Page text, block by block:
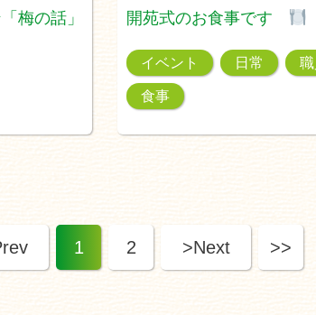
梅の話」 開苑式のお食事です
イベント 日常 職
食事
1 2 >Next >>